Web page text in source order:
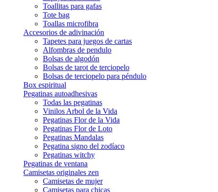
Toallitas para gafas
Tote bag
Toallas microfibra
Accesorios de adivinación
Tapetes para juegos de cartas
Alfombras de pendulo
Bolsas de algodón
Bolsas de tarot de terciopelo
Bolsas de terciopelo para péndulo
Box espiritual
Pegatinas autoadhesivas
Todas las pegatinas
Vinilos Arbol de la Vida
Pegatinas Flor de la Vida
Pegatinas Flor de Loto
Pegatinas Mandalas
Pegatina signo del zodíaco
Pegatinas witchy
Pegatinas de ventana
Camisetas originales zen
Camisetas de mujer
Camisetas para chicas